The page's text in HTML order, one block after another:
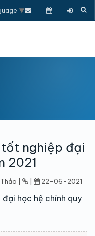
▼
tốt nghiệp đại
2021
| 22-06-2021
học hệ chính quy